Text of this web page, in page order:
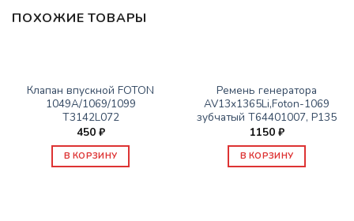
ПОХОЖИЕ ТОВАРЫ
Клапан впускной FOTON
1049А/1069/1099
Т3142L072
450 ₽
В КОРЗИНУ
Ремень генератора
AV13x1365Li,Foton-1069
зубчатый T64401007, P135
1150 ₽
В КОРЗИНУ